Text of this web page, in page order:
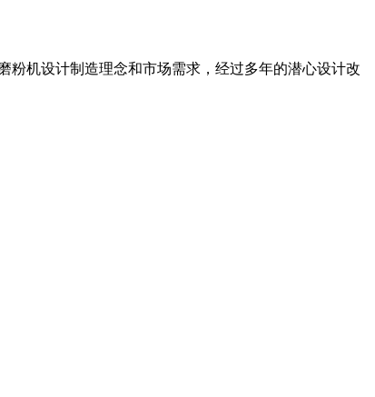
粉机设计制造理念和市场需求，经过多年的潜心设计改